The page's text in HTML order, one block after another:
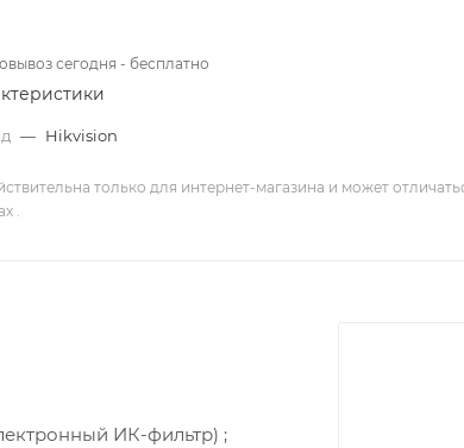
сегодня - бесплатно
— Hikvision
только для интернет-магазина и может
.
ИК-фильтр) ;